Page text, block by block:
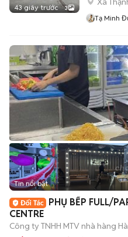
43 giây trước 3
Tạ Minh
Tin nổi bật
PHỤ BẾP FULL/
CENTRE
Công ty TNHH MTV nhà hàng